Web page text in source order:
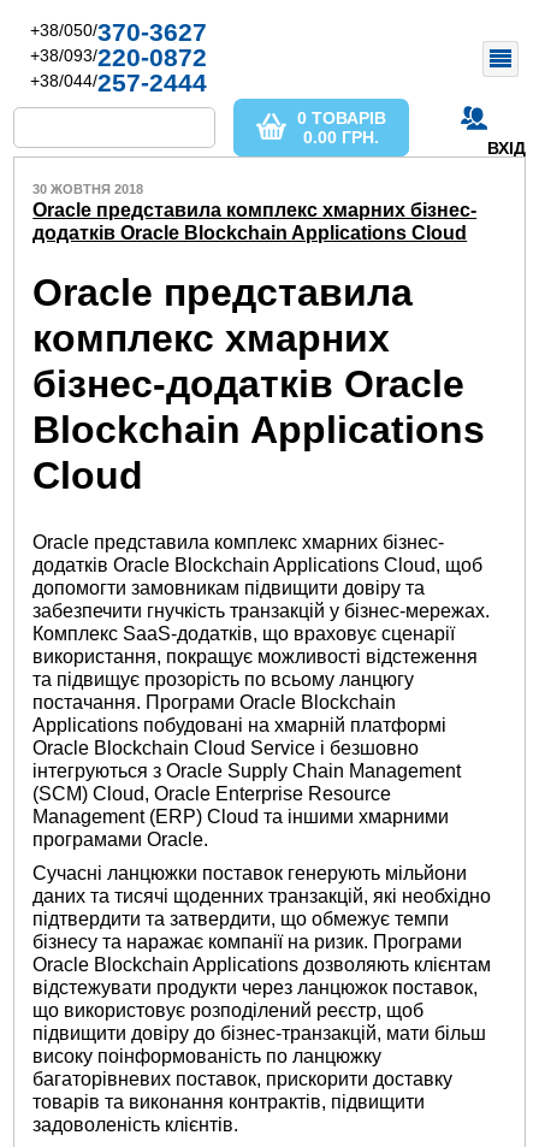
+38/050/370-3627
+38/093/220-0872
+38/044/257-2444
ВХІД
0 ТОВАРІВ
0.00 ГРН.
30 ЖОВТНЯ 2018
Oracle представила комплекс хмарних бізнес-
додатків Oracle Blockchain Applications Cloud
Oracle представила
комплекс хмарних
бізнес-додатків Oracle
Blockchain Applications
Cloud
Oracle представила комплекс хмарних бізнес-
додатків Oracle Blockchain Applications Cloud, щоб
допомогти замовникам підвищити довіру та
забезпечити гнучкість транзакцій у бізнес-мережах.
Комплекс SaaS-додатків, що враховує сценарії
використання, покращує можливості відстеження
та підвищує прозорість по всьому ланцюгу
постачання. Програми Oracle Blockchain
Applications побудовані на хмарній платформі
Oracle Blockchain Cloud Service і безшовно
інтегруються з Oracle Supply Chain Management
(SCM) Cloud, Oracle Enterprise Resource
Management (ERP) Cloud та іншими хмарними
програмами Oracle.
Сучасні ланцюжки поставок генерують мільйони
даних та тисячі щоденних транзакцій, які необхідно
підтвердити та затвердити, що обмежує темпи
бізнесу та наражає компанії на ризик. Програми
Oracle Blockchain Applications дозволяють клієнтам
відстежувати продукти через ланцюжок поставок,
що використовує розподілений реєстр, щоб
підвищити довіру до бізнес-транзакцій, мати більш
високу поінформованість по ланцюжку
багаторівневих поставок, прискорити доставку
товарів та виконання контрактів, підвищити
задоволеність клієнтів.